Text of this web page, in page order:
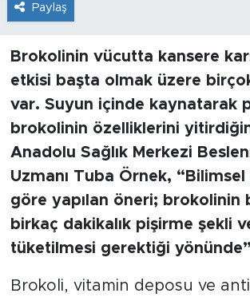
Paylaş
Brokolinin vücutta kansere
etkisi başta olmak üzere
var. Suyun içinde kaynatarak
brokolinin özelliklerini
Anadolu Sağlık Merkezi
Uzmanı Tuba Örnek,
göre yapılan öneri; brokolinin
birkaç dakikalık pişirme şekli
tüketilmesi gerektiği
Brokoli, vitamin deposu ve